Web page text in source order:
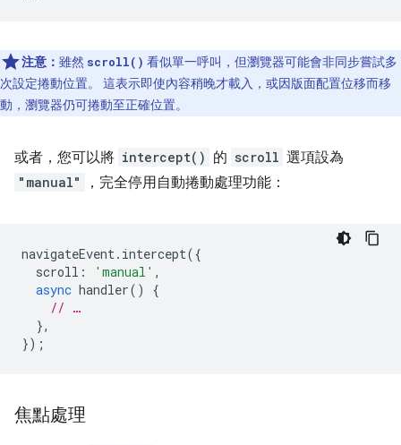
注意： 雖然 scroll() 看似單一呼叫，但瀏覽器可能會非同步嘗試多
次設定捲動位置。 這表示即使內容稍晚才載入，或因版面配置位移而移
動，瀏覽器仍可捲動至正確位置。
或者，您可以將 intercept() 的 scroll 選項設為
"manual" ，完全停用自動捲動處理功能：
navigateEvent. intercept({
scroll : 'manual' ,
async handler()
{
// …
},
});
焦點處理